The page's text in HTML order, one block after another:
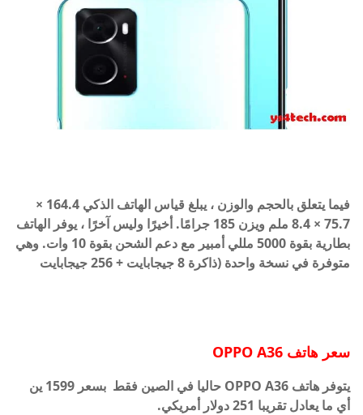
فيما يتعلق بالحجم والوزن ، يبلغ قياس الهاتف الذكي 164.4 ×
75.7 × 8.4 ملم ويزن 185 جرامًا. أخيرًا وليس آخرًا ، يوفر الهاتف
بطارية بقوة 5000 مللي أمبير مع دعم الشحن بقوة 10 وات. وهي
متوفرة في نسخة واحدة (ذاكرة 8 جيجابايت + 256 جيجابايت
سعر هاتف OPPO A36
يتوفر هاتف
OPPO A36 حاليا في الصين فقط بسعر 1599 ين
أي ما يعادل تقريبا 251 دولار أمريكي.